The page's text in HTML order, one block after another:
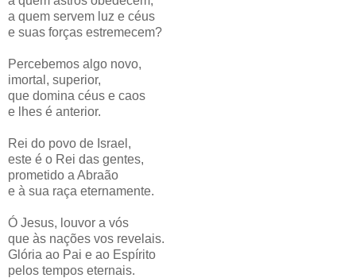
a quem servem luz e céus
e suas forças estremecem?
Percebemos algo novo,
imortal, superior,
que domina céus e caos
e lhes é anterior.
Rei do povo de Israel,
este é o Rei das gentes,
prometido a Abraão
e à sua raça eternamente.
Ó Jesus, louvor a vós
que às nações vos revelais.
Glória ao Pai e ao Espírito
pelos tempos eternais.